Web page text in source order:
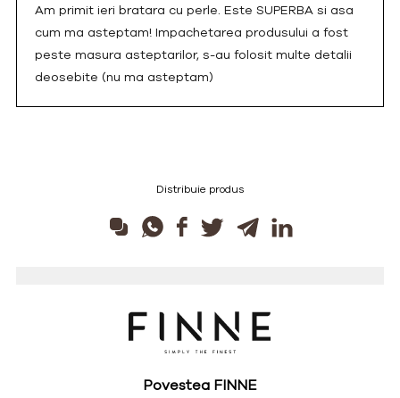
Am primit ieri bratara cu perle. Este SUPERBA si asa
cum ma asteptam! Impachetarea produsului a fost
peste masura asteptarilor, s-au folosit multe detalii
deosebite (nu ma asteptam)
Distribuie produs
Povestea FINNE